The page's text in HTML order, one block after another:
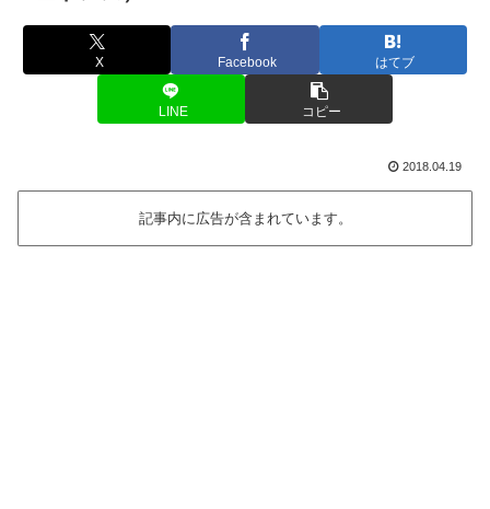
X Facebook はてブ
LINE コピー
2018.04.19
記事内に広告が含まれています。